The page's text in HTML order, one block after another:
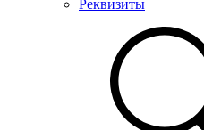
Реквизиты